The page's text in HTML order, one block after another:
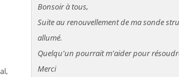
Bonsoir à tous,
Suite au renouvellement de ma sonde
allumé.
Quelqu'un pourrait m'aider pour
Merci